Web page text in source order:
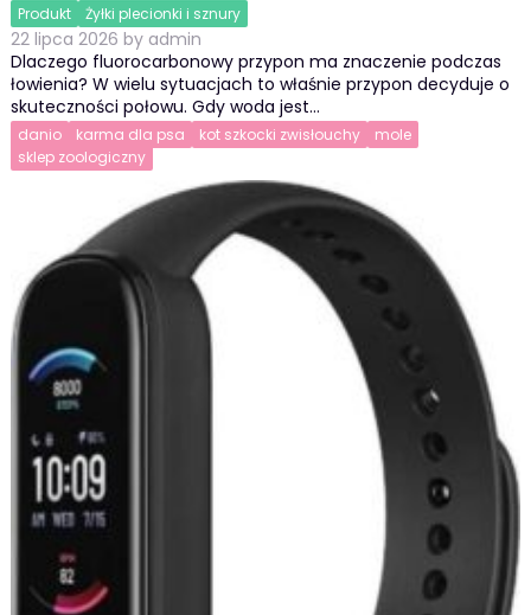
Produkt Żyłki plecionki i sznury
22 lipca 2026 by admin
Dlaczego fluorocarbonowy przypon ma znaczenie podczas
łowienia? W wielu sytuacjach to właśnie przypon decyduje o
skuteczności połowu. Gdy woda jest…
danio karma dla psa kot szkocki zwisłouchy
mole
sklep zoologiczny